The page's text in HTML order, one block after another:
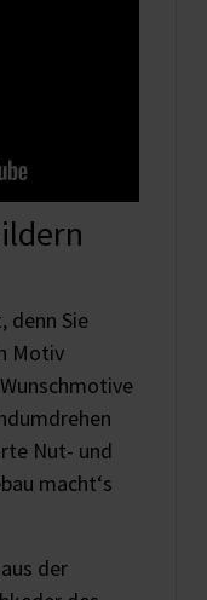
denn Sie
Motiv
Nut- und
macht‘s
der